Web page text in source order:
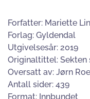
Forfatter: Mariette
Forlag: Gyldendal
Utgivelsesår: 2019
Originaltittel:
Oversatt av: Jørn
Antall sider: 439
Format: Innbundet